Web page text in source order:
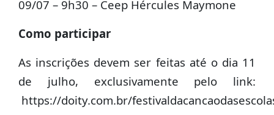
09/07 – 9h30 – Ceep Hércules Maymone
Como participar
As inscrições devem ser feitas até o dia 11
de julho, exclusivamente pelo link:
https://doity.com.br/